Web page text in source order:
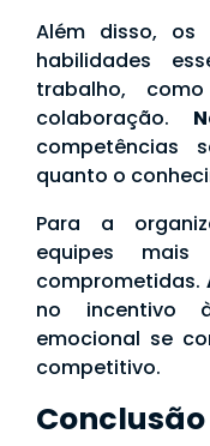
Além disso, os
habilidades
trabalho,
colaboração.
competências
quanto o
Para a
equipes mais
comprometidas.
no incentivo
emocional se
competitivo.
Conclusão